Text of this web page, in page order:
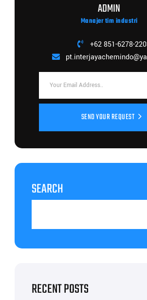
ADMIN
Manajer tim industri
+62 851-6278-
SEND YOUR REQUEST
SEARCH
RECENT POSTS